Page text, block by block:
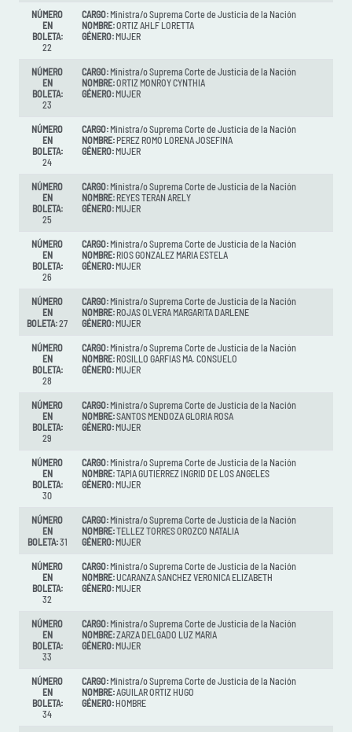
NÚMERO
EN
BOLETA:
22
CARGO: Ministra/o Suprema Corte de Justicia de la Nación
NOMBRE:ORTIZ AHLF LORETTA
GÉNERO: MUJER
NÚMERO
EN
BOLETA:
23
CARGO: Ministra/o Suprema Corte de Justicia de la Nación
NOMBRE:ORTIZ MONROY CYNTHIA
GÉNERO: MUJER
NÚMERO
EN
BOLETA:
24
CARGO: Ministra/o Suprema Corte de Justicia de la Nación
NOMBRE:PEREZ ROMO LORENA JOSEFINA
GÉNERO: MUJER
NÚMERO
EN
BOLETA:
25
CARGO: Ministra/o Suprema Corte de Justicia de la Nación
NOMBRE: REYES TERAN ARELY
GÉNERO: MUJER
NÚMERO
EN
BOLETA:
26
CARGO: Ministra/o Suprema Corte de Justicia de la Nación
NOMBRE: RIOS GONZALEZ MARIA ESTELA
GÉNERO: MUJER
NÚMERO
EN
BOLETA:27
CARGO: Ministra/o Suprema Corte de Justicia de la Nación
NOMBRE: ROJAS OLVERA MARGARITA DARLENE
GÉNERO: MUJER
NÚMERO
EN
BOLETA:
28
CARGO: Ministra/o Suprema Corte de Justicia de la Nación
NOMBRE: ROSILLO GARFIAS MA. CONSUELO
GÉNERO: MUJER
NÚMERO
EN
BOLETA:
29
CARGO: Ministra/o Suprema Corte de Justicia de la Nación
NOMBRE:SANTOS MENDOZA GLORIA ROSA
GÉNERO: MUJER
NÚMERO
EN
BOLETA:
30
CARGO: Ministra/o Suprema Corte de Justicia de la Nación
NOMBRE:TAPIA GUTIERREZ INGRID DE LOS ANGELES
GÉNERO: MUJER
NÚMERO
EN
BOLETA:31
CARGO: Ministra/o Suprema Corte de Justicia de la Nación
NOMBRE:TELLEZ TORRES OROZCO NATALIA
GÉNERO: MUJER
NÚMERO
EN
BOLETA:
32
CARGO: Ministra/o Suprema Corte de Justicia de la Nación
NOMBRE:UCARANZA SANCHEZ VERONICA ELIZABETH
GÉNERO: MUJER
NÚMERO
EN
BOLETA:
33
CARGO: Ministra/o Suprema Corte de Justicia de la Nación
NOMBRE:ZARZA DELGADO LUZ MARIA
GÉNERO: MUJER
NÚMERO
EN
BOLETA:
34
CARGO: Ministra/o Suprema Corte de Justicia de la Nación
NOMBRE:AGUILAR ORTIZ HUGO
GÉNERO: HOMBRE